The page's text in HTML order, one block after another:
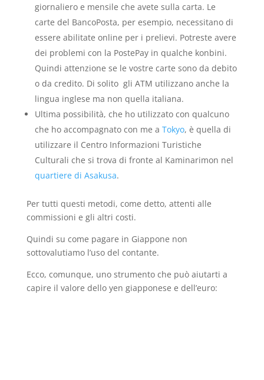
giornaliero e mensile che avete sulla carta. Le
carte del BancoPosta, per esempio, necessitano di
essere abilitate online per i prelievi. Potreste avere
dei problemi con la PostePay in qualche konbini.
Quindi attenzione se le vostre carte sono da debito
o da credito. Di solito gli ATM utilizzano anche la
lingua inglese ma non quella italiana.
Ultima possibilità, che ho utilizzato con qualcuno
che ho accompagnato con me a Tokyo, è quella di
utilizzare il Centro Informazioni Turistiche
Culturali che si trova di fronte al Kaminarimon nel
quartiere di Asakusa.
Per tutti questi metodi, come detto, attenti alle
commissioni e gli altri costi.
Quindi su come pagare in Giappone non
sottovalutiamo l’uso del contante.
Ecco, comunque, uno strumento che può aiutarti a
capire il valore dello yen giapponese e dell’euro: